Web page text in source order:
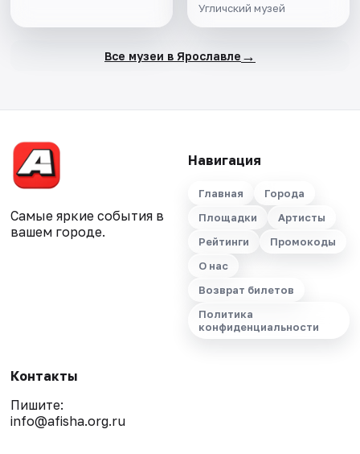
Угличский музей
Все музеи в Ярославле →
Самые яркие события в
вашем городе.
Навигация
Главная
Города
Площадки
Артисты
Рейтинги
Промокоды
О нас
Возврат билетов
Политика
конфиденциальности
Контакты
Пишите:
info@afisha.org.ru